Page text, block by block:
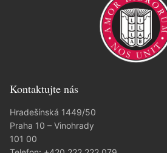
Kontaktujte nás
Hradešínská 1449/50
Praha 10 – Vinohrady
101 00